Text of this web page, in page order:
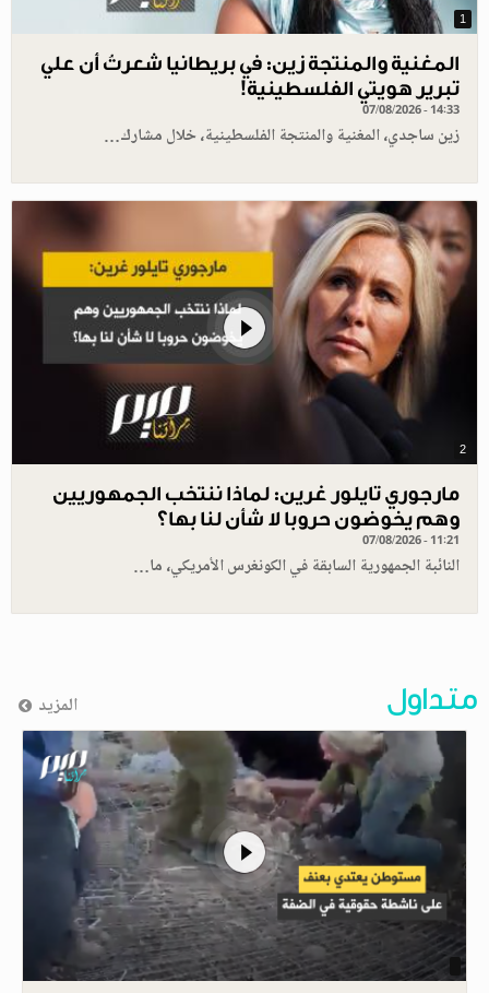
1
المغنية والمنتجة زين: في بريطانيا شعرتُ أن علي
تبرير هويتي الفلسطينية!
07/08/2026 - 14:33
زين ساجدي، المغنية والمنتجة الفلسطينية، خلال مشارك…
2
مارجوري تايلور غرين: لماذا ننتخب الجمهوريين
وهم يخوضون حروبا لا شأن لنا بها؟
07/08/2026 - 11:21
النائبة الجمهورية السابقة في الكونغرس الأمريكي، ما…
متداول المزيد